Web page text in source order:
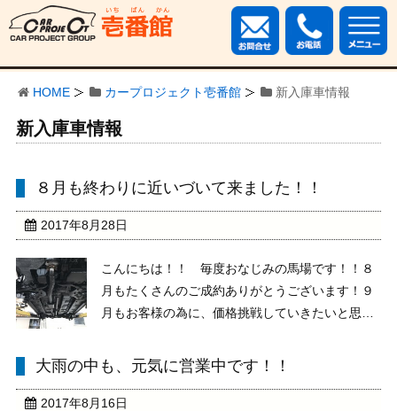
HOME カープロジェクト壱番館 新入庫車情報
新入庫車情報
８月も終わりに近いづいて来ました！！
2017年8月28日
こんにちは！！ 毎度おなじみの馬場です！！８
月もたくさんのご成約ありがとうございます！９
月もお客様の為に、価格挑戦していきたいと思い
のチッピング塗装！ ご紹介します！チッピング
塗装とは？？ﾅﾝｿﾞ雪が良く降る地域や、海の近く
にお住まいの ...
大雨の中も、元気に営業中です！！
2017年8月16日